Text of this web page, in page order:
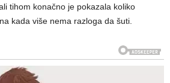
tihom konačno je pokazala koliko
kada više nema razloga da šuti.